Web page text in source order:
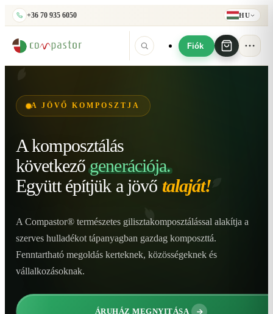
+36 70 935 6050 HU
Fiók
A JÖVŐ KOMPOSZTJA
A komposztálás
következő generációja.
Együtt építjük a jövő talaját!
A Compastor® természetes gilisztakomposztálással alakítja a
szerves hulladékot tápanyagban gazdag komposzttá.
Fenntartható megoldás kerteknek, közösségeknek és
vállalkozásoknak.
ÁRUHÁZ MEGNYITÁSA